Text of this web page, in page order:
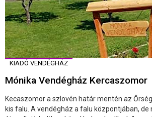
KIADÓ VENDÉGHÁZ
Mónika Vendégház Kercaszomor
Kecaszomor a szlovén határ mentén az
kis falu. A vendégház a falu központjában,